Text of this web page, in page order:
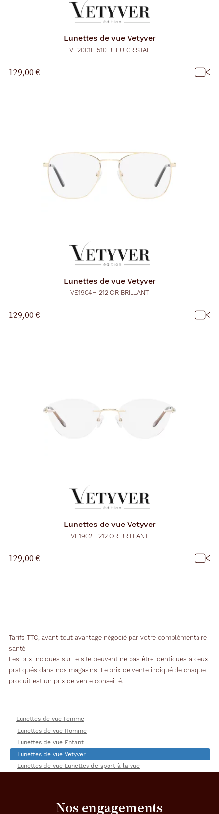
Lunettes de vue Vetyver
VE2001F 510 BLEU CRISTAL
129,00 €
Lunettes de vue Vetyver
VE1904H 212 OR BRILLANT
129,00 €
Lunettes de vue Vetyver
VE1902F 212 OR BRILLANT
129,00 €
Tarifs TTC, avant tout avantage négocié par votre complémentaire
santé
Les prix indiqués sur le site peuvent ne pas être identiques à ceux
pratiqués dans nos magasins. Le prix de vente indiqué de chaque
produit est un prix de vente conseillé.
Lunettes de vue Femme
Lunettes de vue Homme
Lunettes de vue Enfant
Lunettes de vue Vetyver
Lunettes de vue Lunettes de sport à la vue
Nos engagements